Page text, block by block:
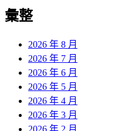
覽
彙整
2026 年 8 月
2026 年 7 月
2026 年 6 月
2026 年 5 月
2026 年 4 月
2026 年 3 月
2026 年 2 月